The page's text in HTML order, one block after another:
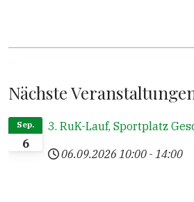
Nächste
6
Sep. 3. RuK-Lauf, Sportplatz
06.09.202610:00 - 14:00